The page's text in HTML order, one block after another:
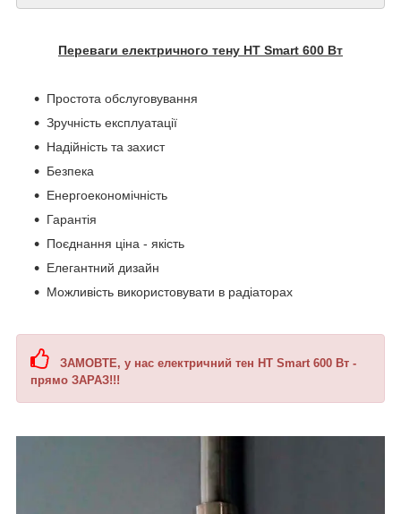
Переваги електричного тену HT Smart 600 Вт
Простота обслуговування
Зручність експлуатації
Надійність та захист
Безпека
Енергоекономічність
Гарантія
Поєднання ціна - якість
Елегантний дизайн
Можливість використовувати в радіаторах
ЗАМОВТЕ, у нас електричний тен HT Smart 600 Вт -
прямо ЗАРАЗ!!!